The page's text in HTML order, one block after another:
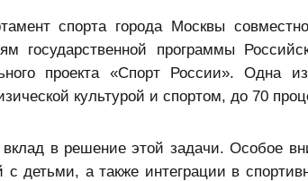
спорта города Москвы
государственной программы
проекта «Спорт России». Одна
культурой и спортом, до 70
в решение этой задачи. Особое
детьми, а также интеграции в